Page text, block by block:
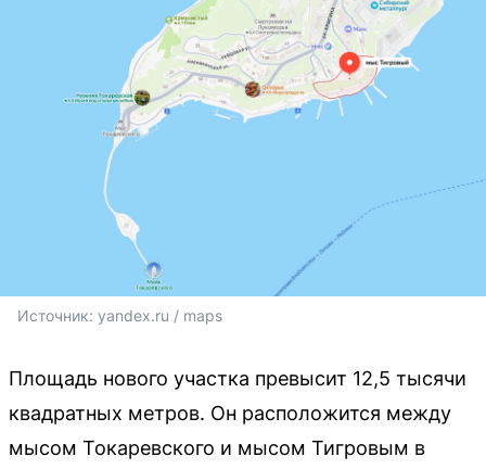
Источник: yandex.ru / maps
Площадь нового участка превысит 12,5 тысячи
квадратных метров. Он расположится между
мысом Токаревского и мысом Тигровым в